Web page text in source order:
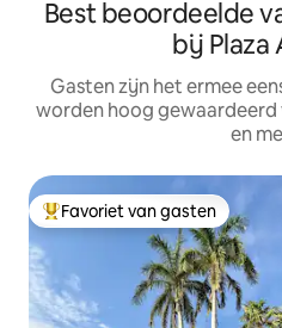
Best beoordeelde
bij Plaza
Gasten zijn het ermee
worden hoog
en
Topfavoriet van gasten
Favoriet van gasten